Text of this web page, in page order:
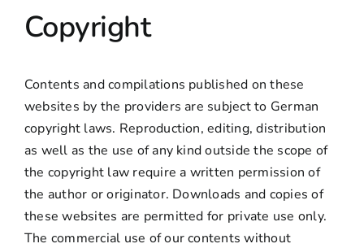
Copyright
Contents and compilations published on these
websites by the providers are subject to German
copyright laws. Reproduction, editing, distribution
as well as the use of any kind outside the scope of
the copyright law require a written permission of
the author or originator. Downloads and copies of
these websites are permitted for private use only.
The commercial use of our contents without